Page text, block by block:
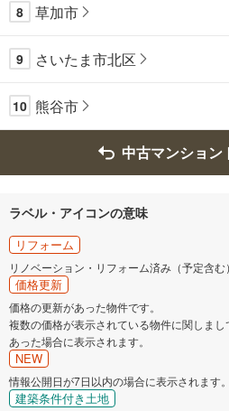
8 草加市
9 さいたま市北区
10 熊谷市
中古マンション
ラベル・アイコンの意味
リフォーム
リノベーション・リフォーム済み（予定含む
価格更新
価格の更新があった物件です。
複数の価格が表示されている物件に関しま
あった場合に表示されます。
NEW
情報公開日が7日以内の場合に表示されます。
建築条件付き土地